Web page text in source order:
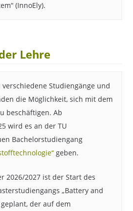
(InnoEly).
Lehre
Studiengänge und
die Möglichkeit, sich mit dem
beschäftigen. Ab
wird es an der TU
Bachelorstudiengang
geben.
2026/2027 ist der Start des
„Battery and
der auf dem